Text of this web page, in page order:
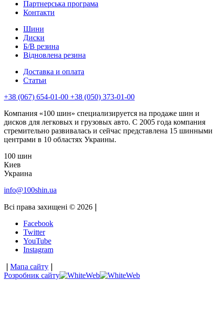
Партнерська програма
Контакти
Шини
Диски
Б/В резина
Відновлена резина
Доставка и оплата
Статьи
+38 (067) 654-01-00 +38 (050) 373-01-00
Компания «100 шин» специализируется на продаже шин и
дисков для легковых и грузовых авто. С 2005 года компания
стремительно развивалась и сейчас представлена 15 шинными
центрами в 10 областях Украины.
100 шин
Киев
Украина
info@100shin.ua
Всі права захищені © 2026
Facebook
Twitter
YouTube
Instagram
Мапа сайту
Розробник сайту